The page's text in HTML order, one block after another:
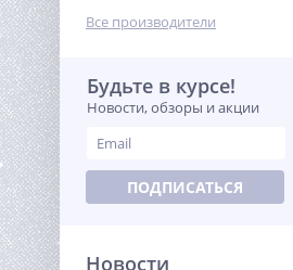
21 642
Все производители
Будьте в курсе!
Новости, обзоры и акции
ПОДПИСАТЬСЯ
Новости